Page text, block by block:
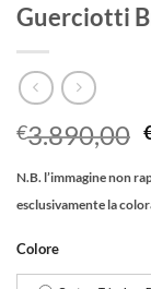
Guerciotti
€3.890,00
N.B. l’immagine non
esclusivamente la
Colore